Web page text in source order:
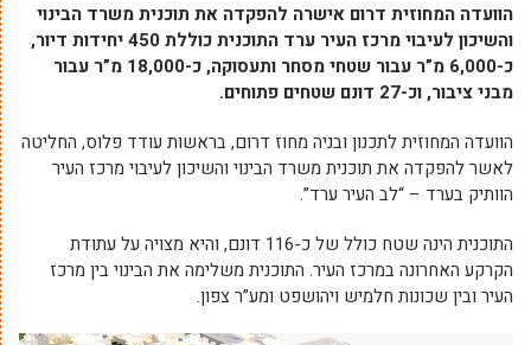
הוועדה המחוזית דרום אישרה להפקדה את תוכנית משרד הבינוי
והשיכון לעיבוי מרכז העיר ערד
התוכנית כוללת 450 יחידות דיור,
כ-6,000 מ”ר עבור שטחי מסחר ותעסוקה, כ-18,000 מ”ר עבור
מבני ציבור, וכ-27 דונם שטחים פתוחים.
הוועדה המחוזית לתכנון ובניה מחוז דרום, בראשות עודד פלוס, החליטה
לאשר להפקדה את תוכנית משרד הבינוי והשיכון לעיבוי מרכז העיר
הוותיק בערד – “לב העיר ערד”.
התוכנית הינה שטח כולל של כ-116 דונם, והיא מצויה על עתודת
הקרקע האחרונה במרכז העיר. התוכנית משלימה את הבינוי בין מרכז
העיר ובין שכונות חלמיש ויהושפט ומע”ר צפון.